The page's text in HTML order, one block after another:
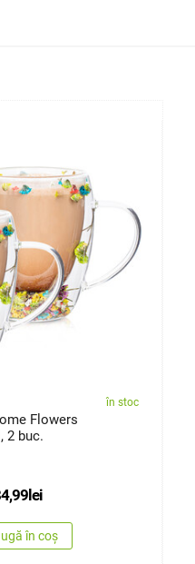
în stoc
Flowers
2 buc.
lei
în coș